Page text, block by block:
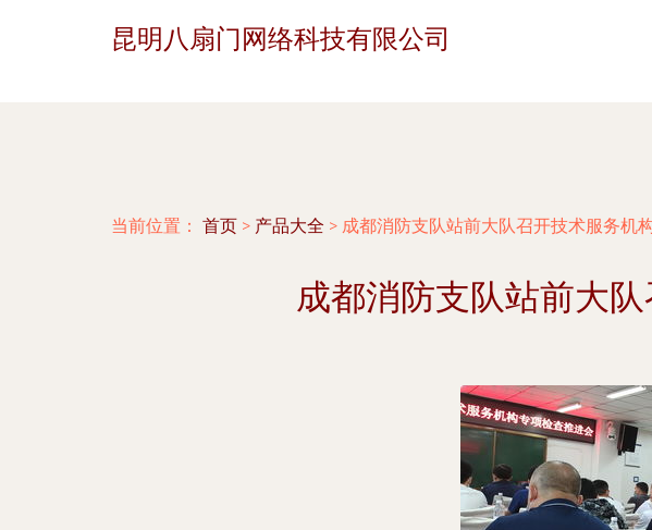
昆明八扇门网络科技有限公司
当前位置： 首页 > 产品大全 > 成都消防支队站前大队召开技术服务机
成都消防支队站前大